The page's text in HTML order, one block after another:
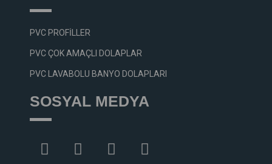
PVC PROFILLER
PVC ÇOK AMAÇLI DOLAPLAR
PVC LAVABOLU BANYO DOLAPLARI
SOSYAL MEDYA